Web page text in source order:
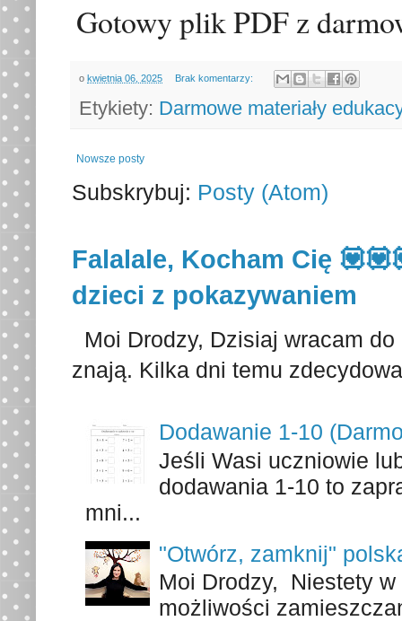
Gotowy plik PDF z
o kwietnia 06, 2025 Brak komentarzy:
Etykiety: Darmowe materiały
Nowsze posty
Subskrybuj: Posty (Atom)
Falalale, Kocham Cię
dzieci z pokazywaniem
Moi Drodzy, Dzisiaj wracam
znają. Kilka dni temu
Dodawanie 1-10
Jeśli Wasi uczniowie
dodawania 1-10 to
mni...
"Otwórz, zamknij"
Moi Drodzy, Niestety w
możliwości